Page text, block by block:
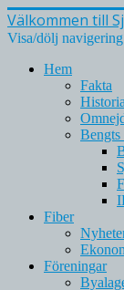
Välkommen till
Visa/dölj navigering
Hem
Fakta
Historia
Fiber
Föreningar